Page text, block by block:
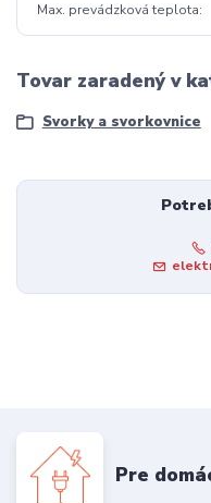
Max. prevádzková teplota
Tovar zaradený v
Svorky a svorkovnice
Pre